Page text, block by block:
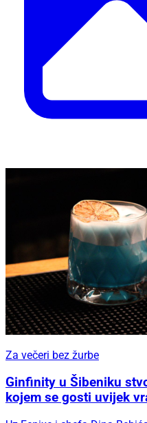
Za večeri bez žurbe
Ginfinity u Šibeniku
kojem se gosti uvijek